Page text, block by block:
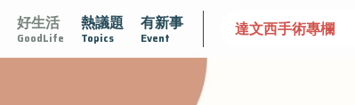
好生活
GoodLife
熱議題
Topics
有新事
Event
守護骨骼健康 達文西手術專欄 2025植牙指南